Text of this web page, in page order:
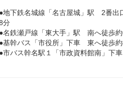
●地下鉄名城線「名古屋城」駅 2番出
分
●名鉄瀬戸線「東大手」駅 南へ徒歩
●基幹バス「市役所」下車 東へ徒歩
●市バス幹名駅１「市政資料館南」下